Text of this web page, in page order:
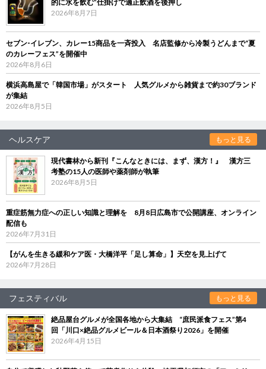
的に水を飲む”仕掛けで適正飲酒を後押し
2026年8月7日
セブン‐イレブン、カレー15商品を一斉投入 名店監修から冷製うどんまで“夏
のカレーフェス”を開催中
2026年8月6日
横浜高島屋で「韓国市場」がスタート 人気グルメから雑貨まで約30ブランド
が集結
2026年8月5日
ヘルスケア もっと見る
現代書林から新刊『こんなときには、まず、漢方！』 漢方三
考塾の15人の医師や薬剤師が執筆
2026年8月5日
重症筋無力症への正しい知識と理解を 8月8日広島市で公開講座、オンライン
配信も
2026年7月31日
【がんを生きる緩和ケア医・大橋洋平「足し算命」】天空を見上げて
2026年7月28日
フェスティバル もっと見る
絶品屋台グルメが全国各地から大集結 “庶民派食フェス”第4
回「川口×絶品グルメビール＆日本酒祭り2026」を開催
2026年4月15日